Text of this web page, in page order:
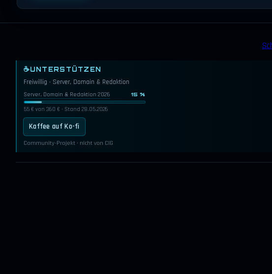
☕UNTERSTÜTZEN
Freiwillig · Server, Domain & Redaktion
Server, Domain & Redaktion 2026 15 %
55 € von 360 € · Stand 28.05.2026
Kaffee auf Ko-fi
Community-Projekt · nicht von CIG